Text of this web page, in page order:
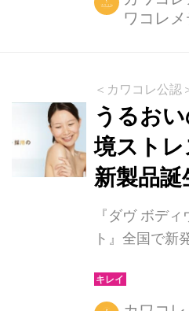
ワコレ
＜カワコレ公認
うるお
境スト
新製品誕
『ダヴ ボデ
ト』全国で新